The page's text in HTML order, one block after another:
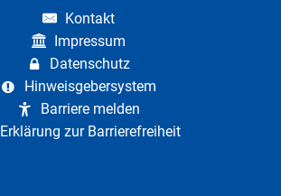
Kontakt
Impressum
Datenschutz
Hinweisgebersystem
Barriere melden
Erklärung zur Barrierefreiheit